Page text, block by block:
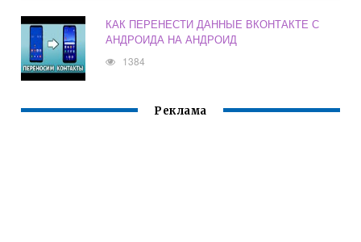
КАК ПЕРЕНЕСТИ ДАННЫЕ ВКОНТАКТЕ С
АНДРОИДА НА АНДРОИД
1384
Реклама